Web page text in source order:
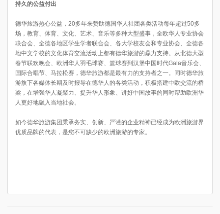
持久的公益付出
德华旅游热心公益，20多年来赞助德国华人社团各类活动每年超过50多
场，教育、体育、文化、艺术、音乐等多种大型盛事，全欧华人专业协会
联合会、全德各地区学生学者联合会、各大学校友会和专业协会、全德各
地中文学校的文化体育交流活动上都有德华旅游的鼎力支持。从北德大型
春节联欢晚会、欧洲华人羽毛球赛、篮球赛到汉堡中国时代Gala音乐会、
国际合唱节、马拉松赛，德华旅游都是最有力的支持者之一。同时德华旅
游旗下各媒体长期及时报导在德华人的各类活动，积极搭建中欧交流的桥
梁，在增强华人凝聚力、提升华人形象、讲好中国故事的同时帮助欧洲华
人更好地融入当地社会。
如今德华旅游集团秉承务实、创新、严谨的企业精神已经成为欧洲旅游界
优质品牌的代表，是您不可缺少的欧洲旅游的专家。